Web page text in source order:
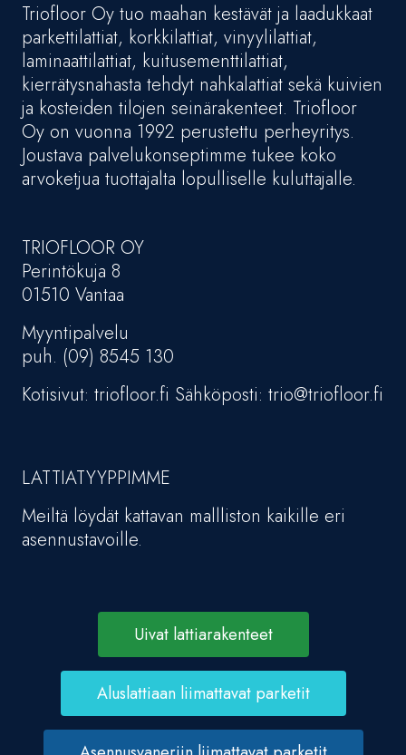
Triofloor Oy tuo maahan kestävät ja laadukkaat
parkettilattiat, korkkilattiat, vinyylilattiat,
laminaattilattiat, kuitusementtilattiat,
kierrätysnahasta tehdyt nahkalattiat sekä kuivien
ja kosteiden tilojen seinärakenteet. Triofloor
Oy on vuonna 1992 perustettu perheyritys.
Joustava palvelukonseptimme tukee koko
arvoketjua tuottajalta lopulliselle kuluttajalle.
TRIOFLOOR OY
Perintökuja 8
01510 Vantaa
Myyntipalvelu
puh. (09) 8545 130
Kotisivut: triofloor.fi Sähköposti: trio@triofloor.fi
LATTIATYYPPIMME
Meiltä löydät kattavan mallliston kaikille eri
asennustavoille.
Uivat lattiarakenteet
Aluslattiaan liimattavat parketit